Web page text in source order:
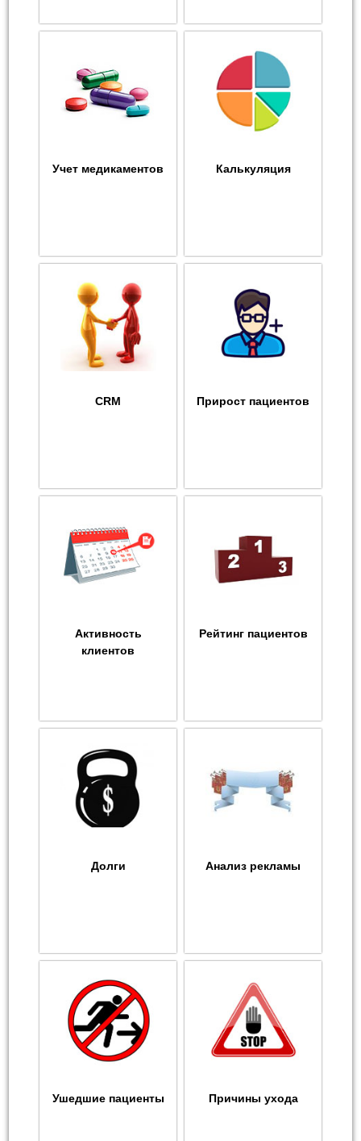
Учет медикаментов Калькуляция
CRM Прирост пациентов
Активность
клиентов
Рейтинг пациентов
Долги Анализ рекламы
Ушедшие пациенты Причины ухода